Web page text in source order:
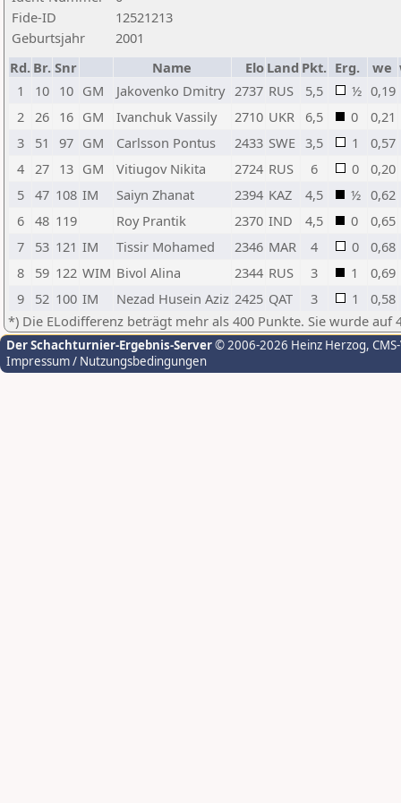
Fide-ID
12521213
Geburtsjahr
2001
Rd. Br. Snr Name Elo Land Pkt. Erg. we
1
10 10 GM Jakovenko Dmitry 2737 RUS 5,5 ½ 0,19
2
26 16 GM Ivanchuk Vassily 2710 UKR 6,5 0
0,21
3
51 97 GM Carlsson Pontus 2433 SWE 3,5 1
0,57
4
27 13 GM Vitiugov Nikita 2724 RUS 6 0
0,20
5
47 108 IM Saiyn Zhanat 2394 KAZ 4,5 ½ 0,62
6
48 119 Roy Prantik 2370 IND 4,5 0
0,65
7
53 121 IM Tissir Mohamed 2346 MAR 4 0
0,68
8
59 122 WIM Bivol Alina 2344 RUS 3 1
0,69
9
52 100 IM Nezad Husein Aziz 2425 QAT 3 1
0,58
*) Die ELodifferenz beträgt mehr als 400 Punkte. Sie wurde auf
Der Schachturnier-Ergebnis-Server© 2006-2026 Heinz Herzog,
Impressum / Nutzungsbedingungen